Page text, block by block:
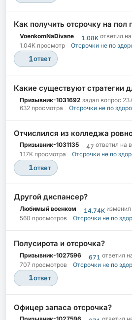
Как получить отсрочку на пол
VoenkomNaDivane 1.08Kответил
1.04K просмотр
Отсрочки не по
1ответ
Какие существуют стратегии
Призывник-1031692 задал вопрос
632 просмотра
Отсрочки не по
Отчислился из колледжа
Призывник-1031135 47 ответил на
1.17K просмотра
Отсрочки не по
1ответ
Другой диспансер?
Любимый военком 14.74Kизменил
560 просмотров
Отсрочки не по
Полусирота и отсрочка?
Призывник-1027596 671 ответил
707 просмотров
Отсрочки не по
1ответ
Офицер запаса отсрочка?